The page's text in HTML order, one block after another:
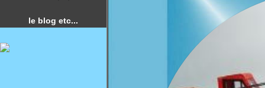
le blog etc...